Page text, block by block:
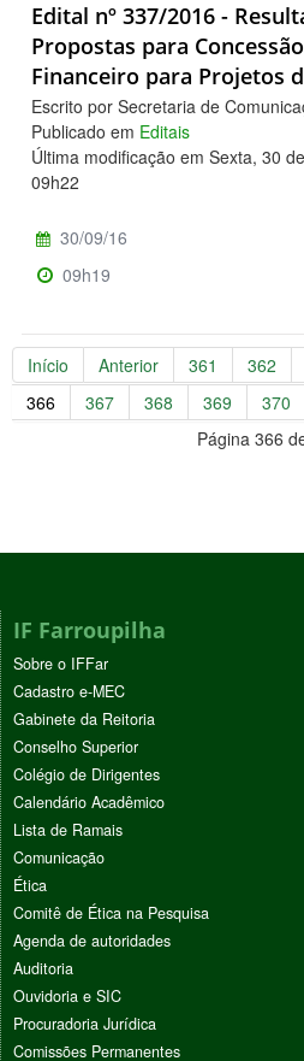
Edital nº 337/2016 -
Propostas para
Financeiro para Projetos
Escrito por Secretaria de
Publicado em Editais
Última modificação em Sexta, 30
09h22
30/09/16
09h19
Início Anterior 361 362
366
367 368 369 370
Página 366
IF Farroupilha
Sobre o IFFar
Cadastro e-MEC
Gabinete da Reitoria
Conselho Superior
Colégio de Dirigentes
Calendário Acadêmico
Lista de Ramais
Comunicação
Ética
Comitê de Ética na Pesquisa
Agenda de autoridades
Auditoria
Ouvidoria e SIC
Procuradoria Jurídica
Comissões Permanentes